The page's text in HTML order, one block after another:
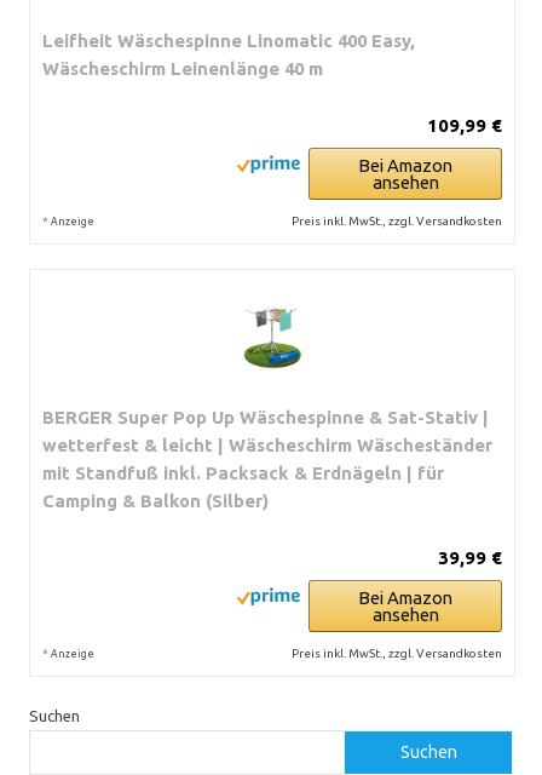
Leifheit Wäschespinne Linomatic 400 Easy,
Wäscheschirm Leinenlänge 40 m
109,99 €
Bei Amazon
ansehen
* Anzeige Preis inkl. MwSt., zzgl. Versandkosten
BERGER Super Pop Up Wäschespinne & Sat-Stativ |
wetterfest & leicht | Wäscheschirm Wäscheständer
mit Standfuß inkl. Packsack & Erdnägeln | für
Camping & Balkon (Silber)
39,99 €
Bei Amazon
ansehen
* Anzeige Preis inkl. MwSt., zzgl. Versandkosten
Suchen
Suchen